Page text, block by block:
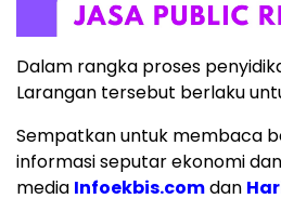
Dalam rangka proses
Larangan tersebut berlaku
Sempatkan untuk membaca
informasi seputar ekonomi
media Infoekbis.comdan